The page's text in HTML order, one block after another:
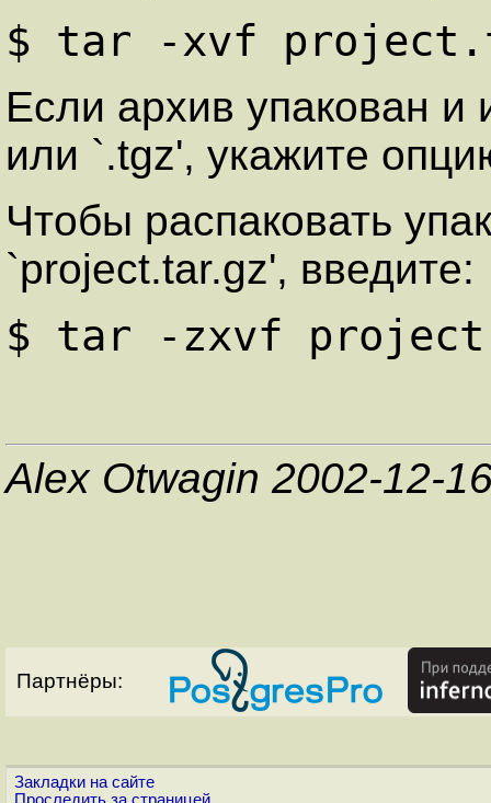
$ tar -xvf
Если архив упакован
или `.tgz', укажите
Чтобы распаковать
`project.tar.gz', введите:
$ tar -zxvf
Alex Otwagin 2002-12-
Партнёры:
Закладки на сайте